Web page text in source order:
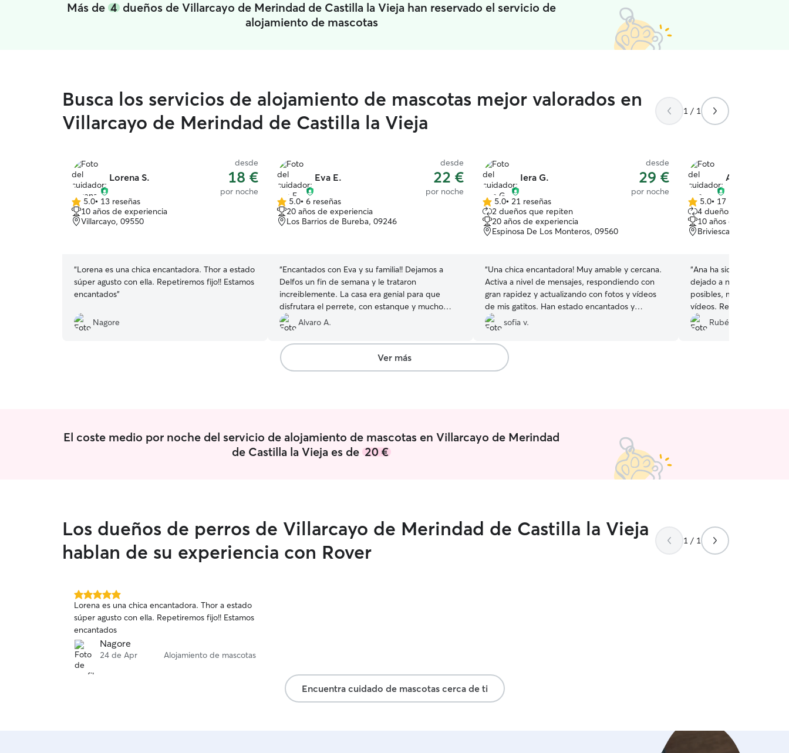
Más de4 dueños de Villarcayo de Merindad de Castilla la Vieja han reservado el servicio de
alojamiento de mascotas
Busca los servicios de alojamiento de mascotas mejor valorados en
Villarcayo de Merindad de Castilla la Vieja
1 / 1
Lorena S.
desde
18 €
por noche
5.0
de
5
5.0• 13 reseñas
10 años de experiencia
Villarcayo, 09550
“Lorena es una chica encantadora. Thor a estado
súper agusto con ella. Repetiremos fijo!! Estamos
encantados”
Nagore
Eva E.
desde
22 €
por noche
5.0
de
5
5.0• 6 reseñas
20 años de experiencia
Los Barrios de Bureba, 09246
“Encantados con Eva y su familia!! Dejamos a
Delfos un fin de semana y le trataron
increiblemente. La casa era genial para que
disfrutara el perrete, con estanque y mucho
jardín para correr. Repetiremos :)
Alvaro A.
Iera G.
desde
29 €
por noche
5.0
de
5
estrellas
5.0• 21 reseñas
2 dueños que repiten
20 años de experiencia
Espinosa De Los Monteros, 09560
“Una chica encantadora! Muy amable y cercana.
Activa a nivel de mensajes, respondiendo con
gran rapidez y actualizando con fotos y vídeos
de mis gatitos. Han estado encantados y
nosotros también. Sin dudo alguna repetiremos!
sofia v.
Ana Beatriz D.
5.0
de
5
estrellas
5.0• 17 reseñas
4 dueños que repiten
10 años de experiencia
Briviesca, 09240
“Ana ha sido una
dejado a nuestra perra en
posibles, muy atenta,
vídeos. Repetiriamos sin
gracias”
Rubén H.
Ver más
El coste medio por noche del servicio de alojamiento de mascotas en Villarcayo de Merindad
de Castilla la Vieja es de20 €
Los dueños de perros de Villarcayo de Merindad de Castilla la Vieja
hablan de su experiencia con Rover
1 / 1
5.0
de
5
estrellas
Lorena es una chica encantadora. Thor a estado
súper agusto con ella. Repetiremos fijo!! Estamos
encantados
Nagore
24 de Apr Alojamiento de mascotas
Encuentra cuidado de mascotas cerca de ti